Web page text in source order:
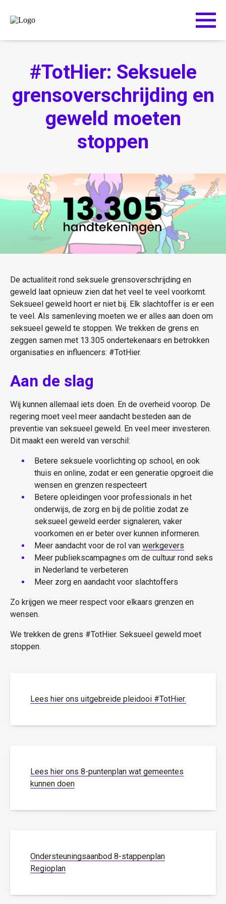
#TotHier: Seksuele
grensoverschrijding en
geweld moeten
stoppen
De actualiteit rond seksuele grensoverschrijding en
geweld laat opnieuw zien dat het veel te veel voorkomt.
Seksueel geweld hoort er niet bij. Elk slachtoffer is er een
te veel. Als samenleving moeten we er alles aan doen om
seksueel geweld te stoppen. We trekken de grens en
zeggen samen met 13.305 ondertekenaars en betrokken
organisaties en influencers: #TotHier.
Aan de slag
Wij kunnen allemaal iets doen. En de overheid voorop. De
regering moet veel meer aandacht besteden aan de
preventie van seksueel geweld. En veel meer investeren.
Dit maakt een wereld van verschil:
Betere seksuele voorlichting op school, en ook
thuis en online, zodat er een generatie opgroeit die
wensen en grenzen respecteert
Betere opleidingen voor professionals in het
onderwijs, de zorg en bij de politie zodat ze
seksueel geweld eerder signaleren, vaker
voorkomen en er beter over kunnen informeren.
Meer aandacht voor de rol van werkgevers
Meer publiekscampagnes om de cultuur rond seks
in Nederland te verbeteren
Meer zorg en aandacht voor slachtoffers
Zo krijgen we meer respect voor elkaars grenzen en
wensen.
We trekken de grens #TotHier. Seksueel geweld moet
stoppen.
Lees hier ons uitgebreide pleidooi #TotHier.
Lees hier ons 8-puntenplan wat gemeentes
kunnen doen
Ondersteuningsaanbod 8-stappenplan
Regioplan